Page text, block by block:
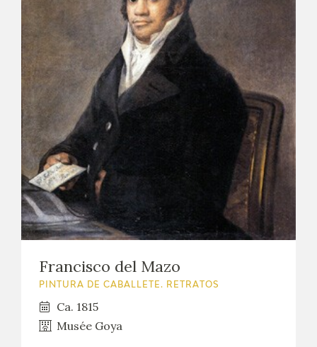
Francisco del Mazo
PINTURA DE CABALLETE. RETRATOS
Ca. 1815
Musée Goya